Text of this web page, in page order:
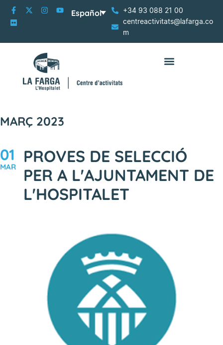
+34 93 088 21 00
centreactivitats@lafarga.co
m
Español
MARÇ 2023
01
MAR
PROVES DE SELECCIÓ
PER A L'AJUNTAMENT DE
L'HOSPITALET